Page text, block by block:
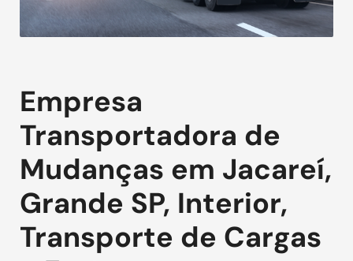
Empresa
Transportadora de
Mudanças em Jacareí,
Grande SP, Interior,
Transporte de Cargas